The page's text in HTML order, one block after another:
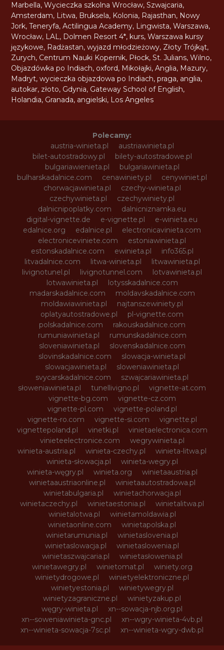
Marbella,Wycieczka szkolna Wrocław,Szwajcaria,
Amsterdam, Litwa, Bruksela, Kolonia, Rajasthan, Nowy
Jork,Teneryfa,Actilingua Academy, Lingwista,Warszawa,
Wrocław, LAL, Dolmen Resort 4*, kurs,Warszawa kursy
językowe, Radżastan,wyjazd młodzieżowy, Złoty Trójkąt,
Zurych, Centrum Nauki Kopernik, Płock,St. Julians,Wilno,
Objazdówka po Indiach, oxford, Mikołajki,Anglia, Mazury,
Madryt,wycieczka objazdowa po Indiach,praga, anglia,
autokar, złoto, Gdynia, Gateway School of English,
Holandia, Granada, angielski, Los Angeles
Polecamy:
austria-winieta.pl
austriawinieta.pl
bilet-autostradowy.pl
bilety-autostradowe.pl
bulgariawienieta.pl
bulgariawinieta.pl
bulharskadalnice.com
cenawiniety.pl
cenywiniet.pl
chorwacjawinieta.pl
czechy-winieta.pl
czechywinieta.pl
czechywiniety.pl
dalnicnipoplatky.com
dalnicniznamka.eu
digital-vignette.de
e-vignette.pl
e-winieta.eu
edalnice.org
edalnice.pl
electronicavinieta.com
electroniceviniete.com
estoniawinieta.pl
estonskadalnice.com
ewinieta.pl
info365.pl
litvadalnice.com
litwa-winieta.pl
litwawinieta.pl
livignotunel.pl
livignotunnel.com
lotvawinieta.pl
lotwawinieta.pl
lotysskadalnice.com
madarskadalnice.com
moldavskadalnice.com
moldawiawinieta.pl
najtanszewiniety.pl
oplatyautostradowe.pl
pl-vignette.com
polskadalnice.com
rakouskadalnice.com
rumuniawinieta.pl
rumunskadalnice.com
sloveniawinieta.pl
slovenskadalnice.com
slovinskadalnice.com
slowacja-winieta.pl
slowacjawinieta.pl
sloweniawinieta.pl
svycarskadalnice.com
szwajcariawinieta.pl
słoweniawinieta.pl
tunellivigno.pl
vignette-at.com
vignette-bg.com
vignette-cz.com
vignette-pl.com
vignette-poland.pl
vignette-ro.com
vignette-si.com
vignette.pl
vignettepoland.pl
vinetki.pl
vinietaelectronica.com
vinieteelectronice.com
wegrywinieta.pl
winieta-austria.pl
winieta-czechy.pl
winieta-litwa.pl
winieta-słowacja.pl
winieta-wegry.pl
winieta-węgry.pl
winieta.org
winietaaustria.pl
winietaaustriaonline.pl
winietaautostradowa.pl
winietabulgaria.pl
winietachorwacja.pl
winietaczechy.pl
winietaestonia.pl
winietalitwa.pl
winietalotwa.pl
winietamoldawia.pl
winietaonline.com
winietapolska.pl
winietarumunia.pl
winietaslovenia.pl
winietaslowacja.pl
winietaslowenia.pl
winietaszwajcaria.pl
winietasłowenia.pl
winietawegry.pl
winietomat.pl
winiety.org
winietydrogowe.pl
winietyelektroniczne.pl
winietyestonia.pl
winietywegry.pl
winietyzagraniczne.pl
winietyzakup.pl
węgry-winieta.pl
xn--sowacja-njb.org.pl
xn--soweniawinieta-gnc.pl
xn--wgry-winieta-4vb.pl
xn--winieta-sowacja-7sc.pl
xn--winieta-wgry-dwb.pl